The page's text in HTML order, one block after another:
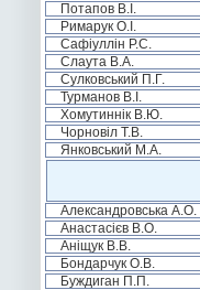
Потапов В.І.
Римарук О.І.
Сафіуллін Р.С.
Слаута В.А.
Сулковський П.Г.
Турманов В.І.
Хомутиннік В.Ю.
Чорновіл Т.В.
Янковський М.А.
Александровська А.О.
Анастасієв В.О.
Аніщук В.В.
Бондарчук О.В.
Буждиган П.П.